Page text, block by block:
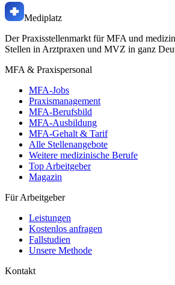
Mediplatz
Der Praxisstellenmarkt für MFA und
Stellen in Arztpraxen und MVZ in ganz
MFA & Praxispersonal
MFA-Jobs
Praxismanagement
MFA-Berufsbild
MFA-Ausbildung
MFA-Gehalt & Tarif
Alle Stellenangebote
Weitere medizinische Berufe
Top Arbeitgeber
Magazin
Für Arbeitgeber
Leistungen
Kostenlos anfragen
Fallstudien
Unsere Methode
Kontakt